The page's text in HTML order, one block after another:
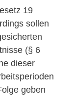
19
sollen
(§ 6
dieser
geben